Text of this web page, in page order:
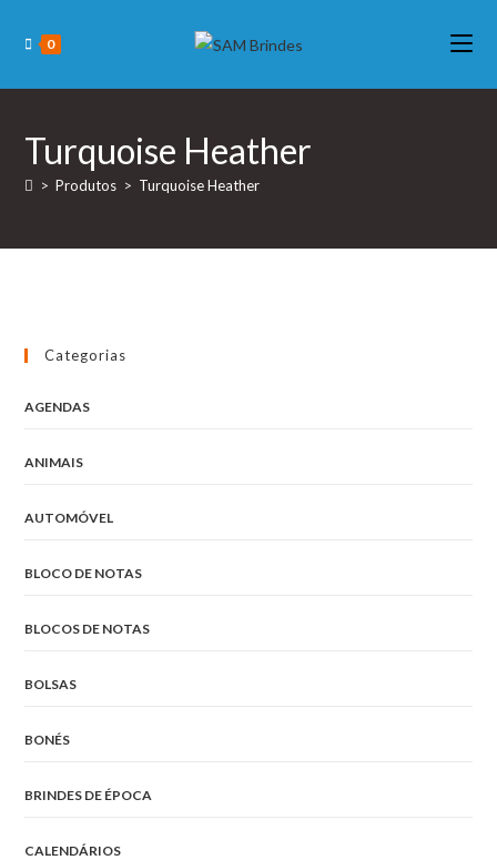
0
Turquoise Heather
> Produtos > Turquoise Heather
Categorias
AGENDAS
ANIMAIS
AUTOMÓVEL
BLOCO DE NOTAS
BLOCOS DE NOTAS
BOLSAS
BONÉS
BRINDES DE ÉPOCA
CALENDÁRIOS